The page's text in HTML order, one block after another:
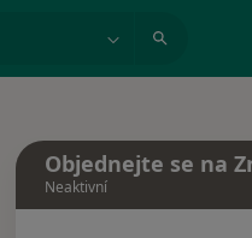
Objednejte se na
Neaktivní